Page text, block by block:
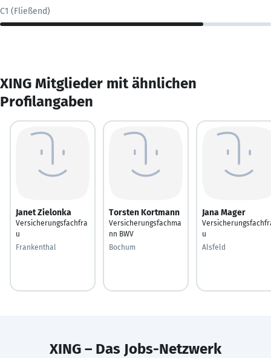
C1 (Fließend)
XING Mitglieder mit ähnlichen
Profilangaben
Janet Zielonka
Versicherungsfachfra
u
Frankenthal
Torsten Kortmann
Versicherungsfachma
nn BWV
Bochum
Jana Mager
u
Alsfeld
XING – Das Jobs-Netzwerk